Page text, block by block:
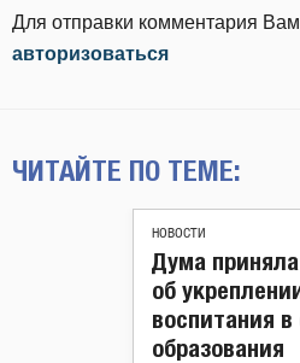
Для отправки комментария
авторизоваться
ЧИТАЙТЕ ПО ТЕМЕ:
НОВОСТИ
Дума
об
воспитания
образования